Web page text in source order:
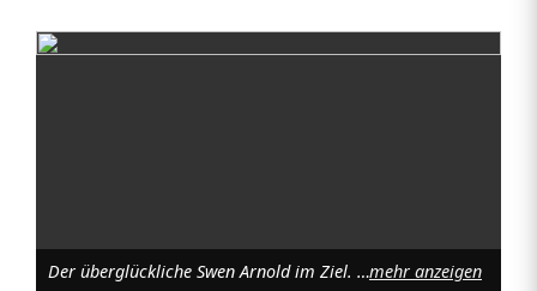
K
v
Der überglückliche Swen Arnold im Ziel. Foto: Georg Kollermehr anzeigen